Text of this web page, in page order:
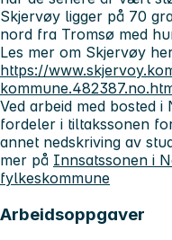
Skjervøy ligger på 70
nord fra Tromsø med
Les mer om Skjervøy
https://
Ved arbeid med bosted
fordeler i tiltakssonen
annet nedskriving av
mer på Innsatssonen i
fylkeskommune
Arbeidsoppgaver